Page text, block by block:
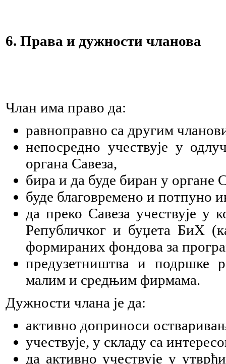
6. Права и дужности чланова
Члан има право да:
равноправно са другим
непосредно учествује у
органа Савеза,
бира и да буде биран у органе
буде благовремено и потпуно
да преко Савеза учествује у
Републичког и буџета БиХ
формираних фондова за
предузетништва и подршке
малим и средњим фирмама.
Дужности члана је да:
активно доприноси
учествује, у складу са
да активно учествује у